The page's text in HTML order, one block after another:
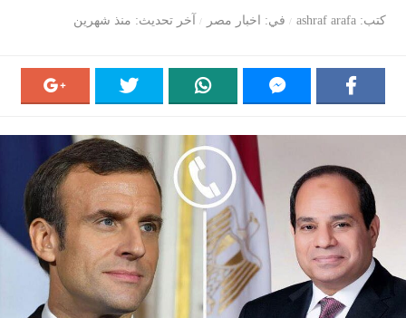
كتب ashraf arafa في اخبار مصر آخر تحديث منذ شهرين